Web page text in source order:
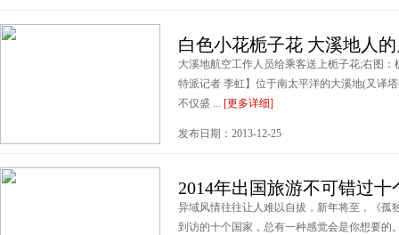
白色小花栀子花 大溪地人
大溪地航空工作人员给乘客送上栀子花;右
特派记者 李虹】位于南太平洋的大溪地(又译
不仅盛 ... [更多详细]
发布日期：2013-12-25
2014年出国旅游不可错过十
异域风情往往让人难以自拔，新年将至，《孤
到访的十个国家，总有一种感觉会是你想要的